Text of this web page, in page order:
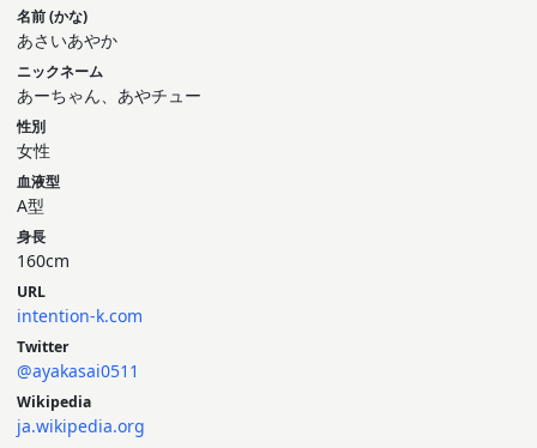
名前 (かな)
あさいあやか
ニックネーム
あーちゃん、あやチュー
性別
女性
血液型
A型
身長
160cm
URL
intention-k.com
Twitter
@ayakasai0511
Wikipedia
ja.wikipedia.org